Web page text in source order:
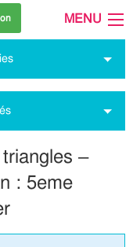
MENU
–
: 5eme